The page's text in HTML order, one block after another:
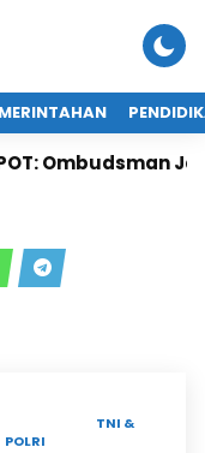
Ombudsman
TNI &
POLRI